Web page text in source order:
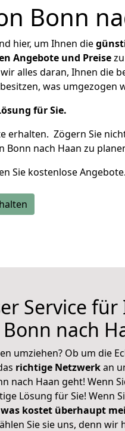
Bonn
hier, um Ihnen die
Angebote und Preisezu
alles daran, Ihnen die
was umgezogen
für Sie.
erhalten. Zögern Sie
nach Haan zu
Sie kostenlose Angebote.
Service
nach
umziehen? Ob um die
richtige Netzwerkan
nach Haan geht! Wenn
Lösung für Sie! Wenn
was kostet überhaupt
Sie sie uns, denn wir